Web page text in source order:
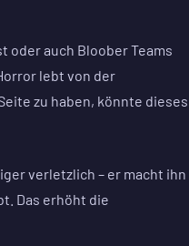
oder auch Bloober Teams
lebt von der
zu haben, könnte dieses
verletzlich – er macht ihn
Das erhöht die